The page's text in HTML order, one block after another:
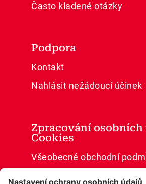
Často kladené otázky
Podpora
Kontakt
Nahlásit nežádoucí účinek
Zpracování osobních
Cookies
Všeobecné obchodní
Ochrana osobních údajů